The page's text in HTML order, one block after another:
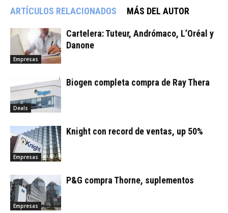
ARTÍCULOS RELACIONADOS MÁS DEL AUTOR
Empresas
Cartelera: Tuteur, Andrómaco, L’Oréal y
Danone
Deals
Biogen completa compra de Ray Thera
Empresas
Knight con record de ventas, up 50%
Empresas
P&G compra Thorne, suplementos